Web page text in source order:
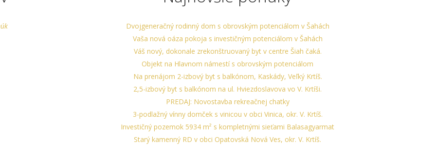
Dvojgeneračný rodinný dom s obrovským potenciálom v Šahách
Vaša nová oáza pokoja s investičným potenciálom v Šahách
Váš nový, dokonale zrekonštruovaný byt v centre Šiah čaká.
Objekt na Hlavnom námestí s obrovským potenciálom
Na prenájom 2-izbový byt s balkónom, Kaskády, Veľký Krtíš.
2,5-izbový byt s balkónom na ul. Hviezdoslavova vo V. Krtíši.
PREDAJ: Novostavba rekreačnej chatky
3-podlažný vínny domček s vinicou v obci Vinica, okr. V. Krtíš.
Investičný pozemok 5934 m² s kompletnými sieťami Balasagyarmat
Starý kamenný RD v obci Opatovská Nová Ves, okr. V. Krtíš.